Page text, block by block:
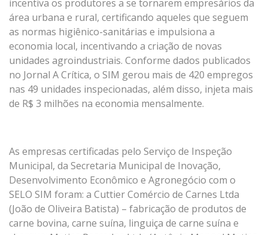
incentiva os produtores a se tornarem empresários da
área urbana e rural, certificando aqueles que seguem
as normas higiênico-sanitárias e impulsiona a
economia local, incentivando a criação de novas
unidades agroindustriais. Conforme dados publicados
no Jornal A Crítica, o SIM gerou mais de 420 empregos
nas 49 unidades inspecionadas, além disso, injeta mais
de R$ 3 milhões na economia mensalmente.
As empresas certificadas pelo Serviço de Inspeção
Municipal, da Secretaria Municipal de Inovação,
Desenvolvimento Econômico e Agronegócio com o
SELO SIM foram: a Cuttier Comércio de Carnes Ltda
(João de Oliveira Batista) – fabricação de produtos de
carne bovina, carne suína, linguiça de carne suína e